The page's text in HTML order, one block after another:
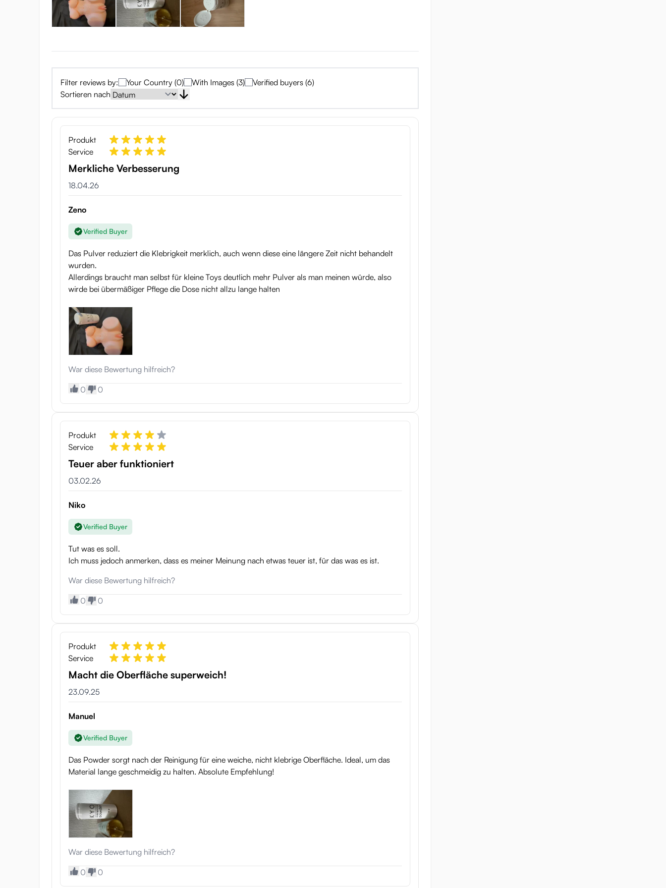
Die Verwendung eines Pflegepulvers zur Wiederherstellung dieser Schicht ist schnell und einfach. Diese Wartungspulver sind fein gemahlen und absolut sicher für dich und
dein Onahole!
Filter reviews by: Your Country (0) With Images (3)
Verified buyers (6)
Sortieren nach
Produkt
Service
Merkliche Verbesserung
18.04.26
Zeno
Verified Buyer
Das Pulver reduziert die Klebrigkeit merklich, auch wenn diese eine längere Zeit nicht behandelt
wurden.
Allerdings braucht man selbst für kleine Toys deutlich mehr Pulver als man meinen würde, also
wirde bei übermäßiger Pflege die Dose nicht allzu lange halten
War diese Bewertung hilfreich?
0 0
Produkt
Service
Teuer aber funktioniert
03.02.26
Niko
Verified Buyer
Tut was es soll.
Ich muss jedoch anmerken, dass es meiner Meinung nach etwas teuer ist, für das was es ist.
War diese Bewertung hilfreich?
0 0
Produkt
Service
Macht die Oberfläche superweich!
23.09.25
Manuel
Verified Buyer
Das Powder sorgt nach der Reinigung für eine weiche, nicht klebrige Oberfläche. Ideal, um das
Material lange geschmeidig zu halten. Absolute Empfehlung!
War diese Bewertung hilfreich?
0 0